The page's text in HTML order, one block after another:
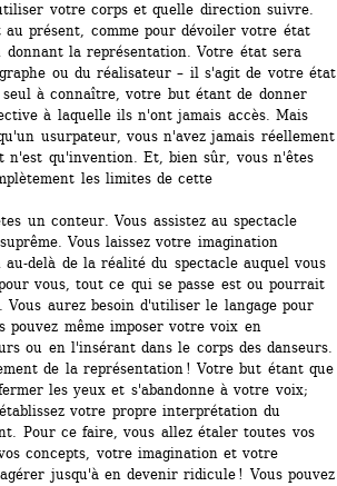
votre corps et quelle direction suivre.
au présent, comme pour dévoiler votre état
la représentation. Votre état sera
ou du réalisateur – il s'agit de votre état
à connaître, votre but étant de donner
à laquelle ils n'ont jamais accès. Mais
usurpateur, vous n'avez jamais réellement
n'est qu'invention. Et, bien sûr, vous n'êtes
les limites de cette
un conteur. Vous assistez au spectacle
Vous laissez votre imagination
delà de la réalité du spectacle auquel vous
vous, tout ce qui se passe est ou pourrait
Vous aurez besoin d'utiliser le langage pour
pouvez même imposer votre voix en
ou en l'insérant dans le corps des danseurs.
de la représentation ! Votre but étant que
les yeux et s'abandonne à votre voix;
votre propre interprétation du
Pour ce faire, vous allez étaler toutes vos
concepts, votre imagination et votre
jusqu'à en devenir ridicule ! Vous pouvez